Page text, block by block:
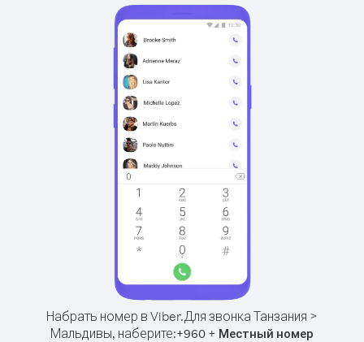
Набрать номер в Viber.Для звонка Танзания >
Мальдивы, наберите:+960 + Местный номер